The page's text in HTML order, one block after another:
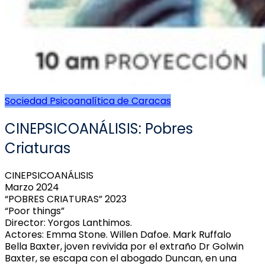
Sociedad Psicoanalítica de Caracas
CINEPSICOANÁLISIS: Pobres
Criaturas
CINEPSICOANÁLISIS
Marzo 2024
“POBRES CRIATURAS” 2023
“Poor things”
Director: Yorgos Lanthimos.
Actores: Emma Stone. Willen Dafoe. Mark Ruffalo
Bella Baxter, joven revivida por el extraño Dr Golwin
Baxter, se escapa con el abogado Duncan, en una